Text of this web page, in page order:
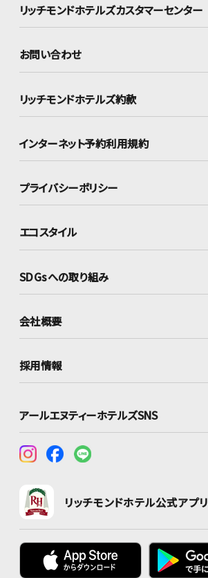
リッチモンドホテルズカスタマーセンター
お問い合わせ
リッチモンドホテルズ約款
インターネット予約利用規約
プライバシーポリシー
エコスタイル
SDGsへの取り組み
会社概要
採用情報
アールエヌティーホテルズSNS
リッチモンドホテル公式アプリ